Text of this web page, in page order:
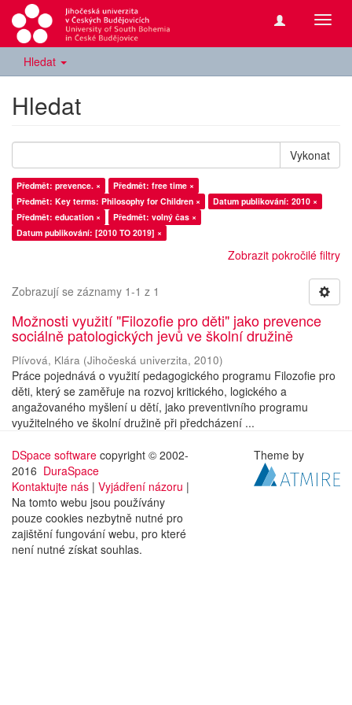
Hledat
Hledat
Vykonat
Předmět: prevence. ×
Předmět: free time ×
Předmět: Key terms: Philosophy for Children ×
Datum publikování: 2010 ×
Předmět: education ×
Předmět: volný čas ×
Datum publikování: [2010 TO 2019] ×
Zobrazit pokročilé filtry
Zobrazují se záznamy 1-1 z 1
Možnosti využití "Filozofie pro děti" jako prevence
sociálně patologických jevů ve školní družině
Plívová, Klára (Jihočeská univerzita, 2010)
Práce pojednává o využití pedagogického programu Filozofie pro
děti, který se zaměřuje na rozvoj kritického, logického a
angažovaného myšlení u dětí, jako preventivního programu
využitelného ve školní družině při předcházení ...
DSpace software copyright © 2002-
2016 DuraSpace
Kontaktujte nás | Vyjádření názoru |
Na tomto webu jsou používány
pouze cookies nezbytně nutné pro
zajištění fungování webu, pro které
není nutné získat souhlas.
Theme by